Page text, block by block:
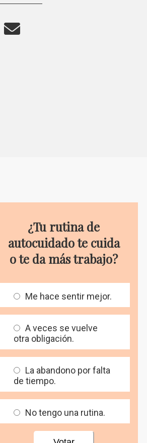
¿Tu rutina de
autocuidado te cuida
o te da más trabajo?
Me hace sentir mejor.
A veces se vuelve
otra obligación.
La abandono por falta
de tiempo.
No tengo una rutina.